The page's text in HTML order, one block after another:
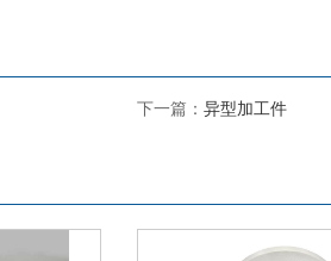
下一篇： 异型加工件